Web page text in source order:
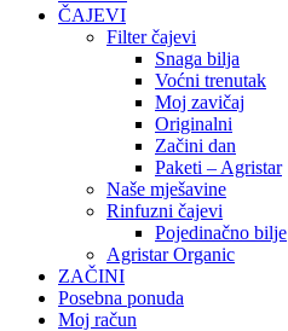
ČAJEVI
Filter čajevi
Snaga bilja
Voćni trenutak
Moj zavičaj
Originalni
Začini dan
Paketi – Agristar
Naše mješavine
Rinfuzni čajevi
Pojedinačno bilje
Agristar Organic
ZAČINI
Posebna ponuda
Moj račun